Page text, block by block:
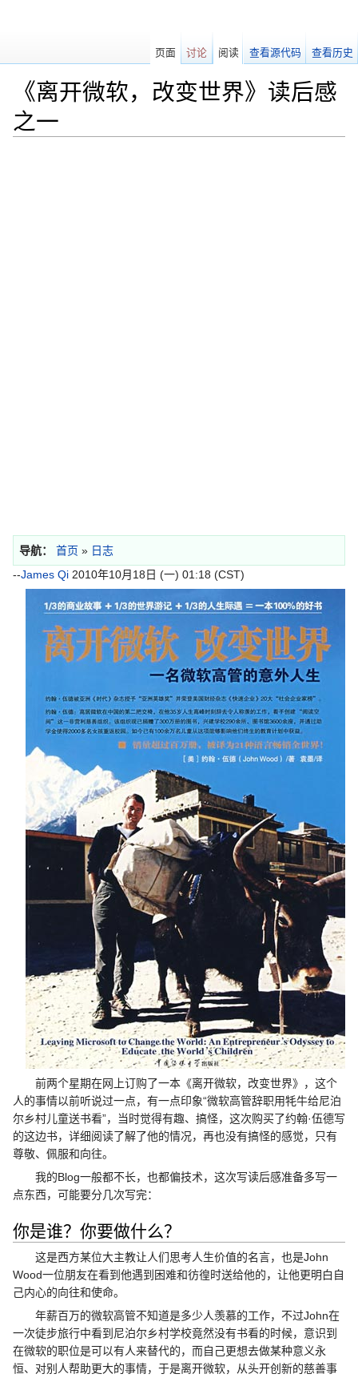
《离开微软，改变世界》读后感
之一
导航： 首页 » 日志
--James Qi 2010年10月18日 (一) 01:18 (CST)
前两个星期在网上订购了一本《离开微软，改变世界》，这个
人的事情以前听说过一点，有一点印象“微软高管辞职用牦牛给尼泊
尔乡村儿童送书看”，当时觉得有趣、搞怪，这次购买了约翰·伍德写
的这边书，详细阅读了解了他的情况，再也没有搞怪的感觉，只有
尊敬、佩服和向往。
我的Blog一般都不长，也都偏技术，这次写读后感准备多写一
点东西，可能要分几次写完：
你是谁？你要做什么？
这是西方某位大主教让人们思考人生价值的名言，也是John
Wood一位朋友在看到他遇到困难和彷徨时送给他的，让他更明白自
己内心的向往和使命。
年薪百万的微软高管不知道是多少人羡慕的工作，不过John在
一次徒步旅行中看到尼泊尔乡村学校竟然没有书看的时候，意识到
在微软的职位是可以有人来替代的，而自己更想去做某种意义永
恒、对别人帮助更大的事情，于是离开微软，从头开创新的慈善事
页面 讨论 阅读 查看源代码 查看历史